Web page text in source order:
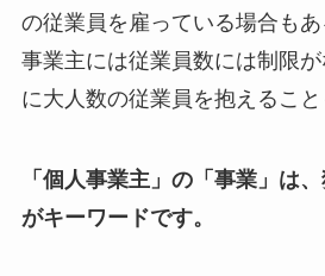
の従業員を雇っている場合も
事業主には従業員数には制限
に大人数の従業員を抱えること
「個人事業主」の「事業」は
がキーワードです。